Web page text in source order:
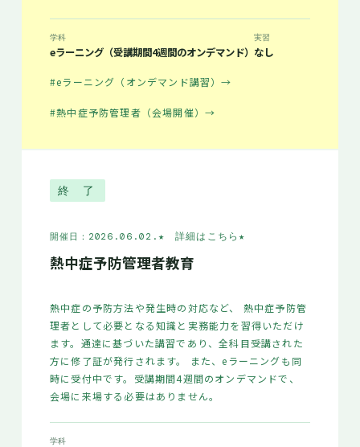
学科
eラーニング（受講期間4週間のオンデマンド）
実習
なし
#eラーニング（オンデマンド講習）→
#熱中症予防管理者（会場開催）→
終 了
開催日：2026.06.02. ★ 詳細はこちら★
熱中症予防管理者教育
熱中症の予防方法や発生時の対応など、 熱中症予防管
理者として必要となる知識と実務能力を習得いただけ
ます。通達に基づいた講習であり、全科目受講された
方に修了証が発行されます。 また、eラーニングも同
時に受付中です。受講期間4週間のオンデマンドで、
会場に来場する必要はありません。
学科